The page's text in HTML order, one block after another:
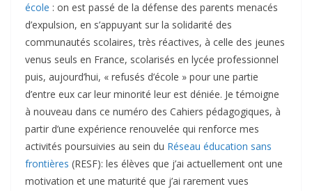
école : on est passé de la défense des parents menacés
d’expulsion, en s’appuyant sur la solidarité des
communautés scolaires, très réactives, à celle des jeunes
venus seuls en France, scolarisés en lycée professionnel
puis, aujourd’hui, « refusés d’école » pour une partie
d’entre eux car leur minorité leur est déniée. Je témoigne
à nouveau dans ce numéro des Cahiers pédagogiques, à
partir d’une expérience renouvelée qui renforce mes
activités poursuivies au sein du Réseau éducation sans
frontières (RESF): les élèves que j’ai actuellement ont une
motivation et une maturité que j’ai rarement vues